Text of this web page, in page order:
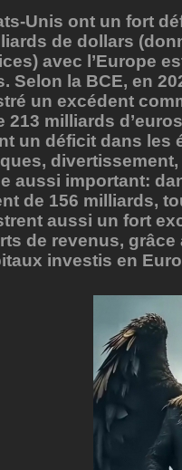
Unis ont un fort
de dollars
avec l’Europe
Selon la BCE, en
un excédent
213 milliards
un déficit dans les
aussi important:
de 156 milliards,
aussi un fort
de revenus,
investis en